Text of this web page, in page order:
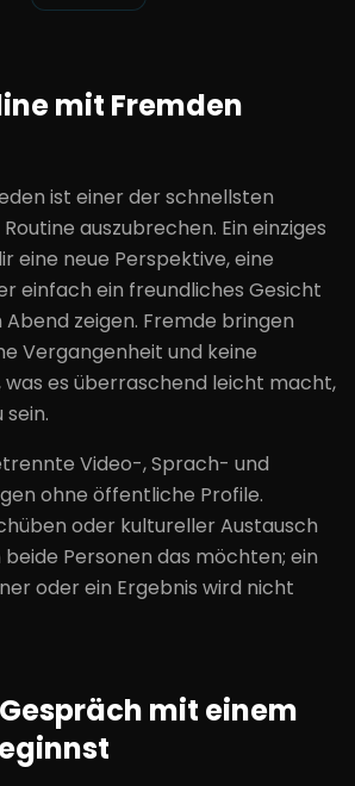
mit Fremden
ist einer der schnellsten
auszubrechen. Ein einziges
eine neue Perspektive, eine
einfach ein freundliches Gesicht
zeigen. Fremde bringen
Vergangenheit und keine
es überraschend leicht macht,
Video-, Sprach- und
ohne öffentliche Profile.
oder kultureller Austausch
Personen das möchten; ein
oder ein Ergebnis wird nicht
mit einem